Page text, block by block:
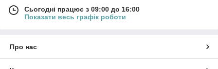
Сьогодні працює з 09:00 до 16:00
Показати весь графік роботи
Про нас